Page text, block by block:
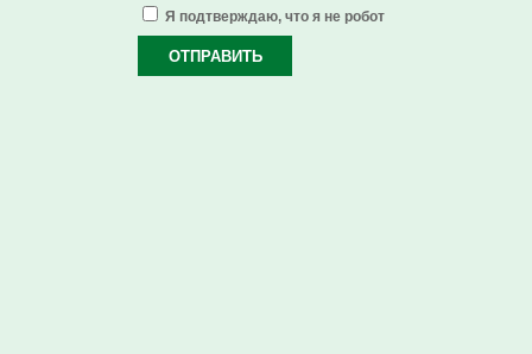
Я подтверждаю, что я не робот